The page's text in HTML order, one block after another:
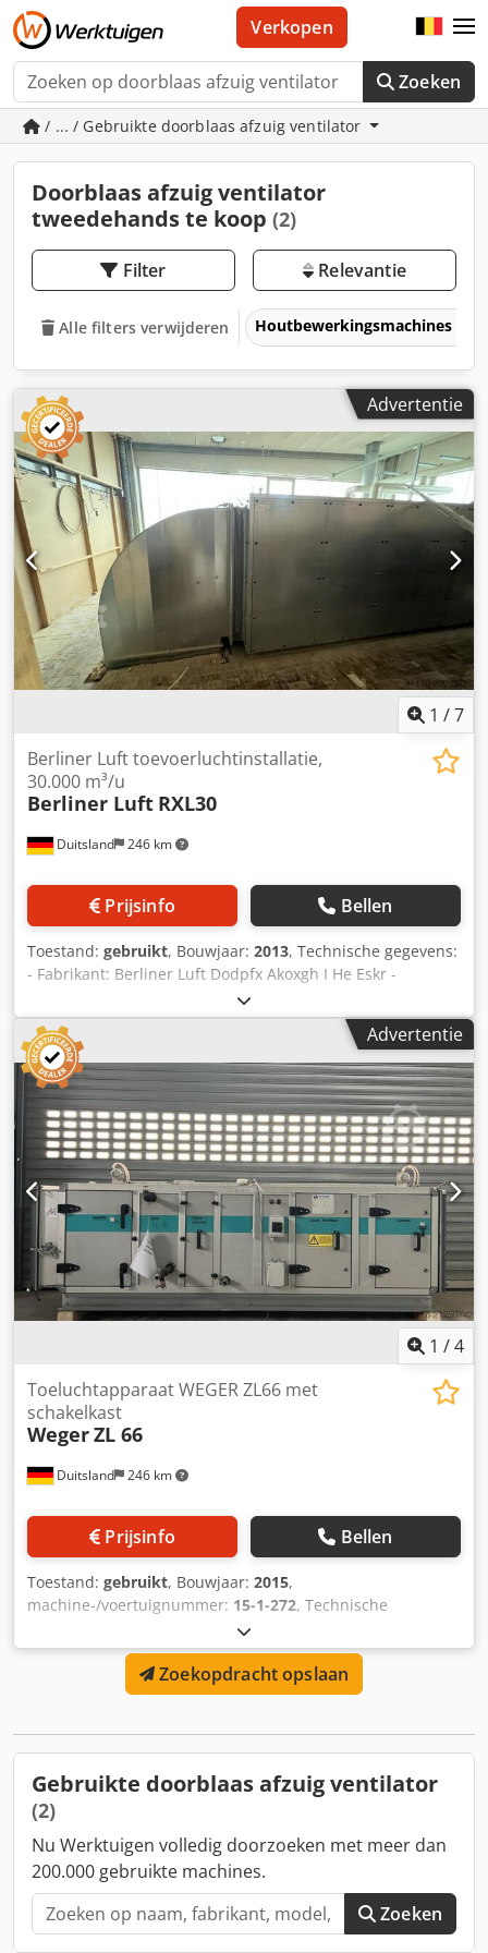
Zoeken
Verkopen
/ ... / Gebruikte doorblaas afzuig ventilator
Doorblaas afzuig ventilator
tweedehands te koop (2)
Filter Relevantie
Alle filters verwijderen Houtbewerkingsmachines
Advertentie
1 /7
Duitsland 246 km
Berliner Luft toevoerluchtinstallatie,
30.000 m³/u
Berliner Luft RXL30
Prijsinfo Bellen
Toestand: gebruikt, Bouwjaar: 2013, Technische gegevens:
- Fabrikant: Berliner Luft Dodpfx Akoxgh I He Eskr -
Bouwjaar: 2013 - Type: RXL 30 - Kanaalaansluiting: aanzuig
875x875 mm, pers 875x875 mm - Volumestroom: 30.000
m³/u - Verwarmingsmedium: warm water PWW 90/70°C -
Warmtevermogen Q: max. 344,29 kW - Medium water: 4,24
m³/u - Aansluitdiameter verwarmingsleiding: 1 inch -
Motorvermogen: 15 kW - Locatie: op voorraad -
Spanningsschommelingen: max. +/- 5 % - Zonder
schakelkast Afmetingen: - Lengte: 5.300 mm - Breedte:
2.000 mm - Hoogte: 1.755 mm
Advertentie
1 /4
Duitsland 246 km
Toeluchtapparaat WEGER ZL66 met
schakelkast
WegerZL 66
Prijsinfo Bellen
Toestand: gebruikt, Bouwjaar: 2015,
machine-/voertuignummer: 15-1-272, Technische
gegevens: - Fabrikant: Weger air solutions - Bouwjaar: 2015
- Type: ZL66 - Motorvermogen: 1,27 kW - Lengte: 2.900 mm
- Breedte: 705 mm - Hoogte: 890 mm Djdeykuz Ajpfx Ak Ejkr
- Kanaalaansluiting: Aanzuig 605x655 mm, Pers 605x560
Volumestroom: 3.000 m³/u - Aansluittmaat
op voorraad - Spanningstolerantie max. +/- 5 %
Zoekopdracht opslaan
Gebruikte doorblaas afzuig ventilator
(2)
Nu Werktuigen volledig doorzoeken met meer dan
200.000 gebruikte machines.
Zoeken